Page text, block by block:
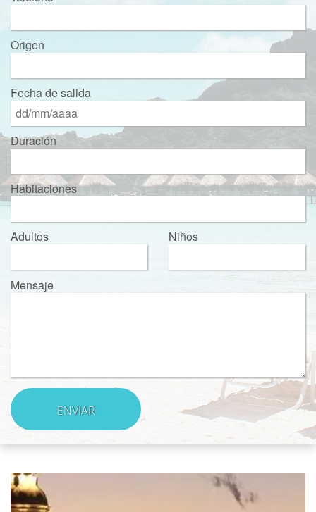
Origen
Fecha de salida
Duración
Habitaciones
Adultos Niños
Mensaje